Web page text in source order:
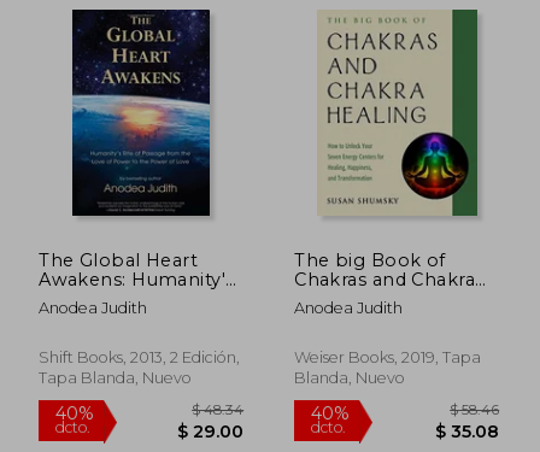
40%
dcto.
$ 44.96 45%
dcto.
The Global Heart
Awakens: Humanity's
Rite of Passage From
the Love of Power to
(en Inglés)
Anodea Judith
Shift Books, 2013, 2 Edición,
Tapa Blanda, Nuevo
The big Book of
Chakras and Chakra
Healing: How to
Unlock Your Seven
Healing, Happiness,
and Transformation
Inglés)
Anodea Judith
Weiser Books, 2019, Tapa
Blanda, Nuevo